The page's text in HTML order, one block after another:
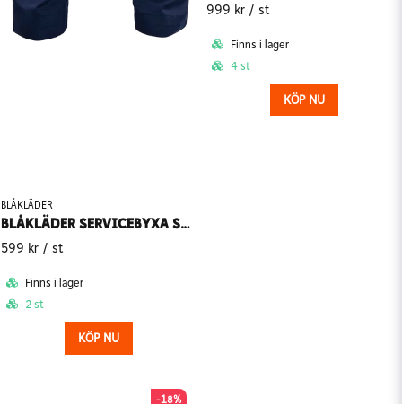
BLÅKLÄDER
BLÅKLÄDER SERVICEBYXA STRETCH 1459-1845
599 kr / st
Finns i lager
2 st
KÖP NU
999 kr / st
Finns i lager
4 st
KÖP NU
-18%